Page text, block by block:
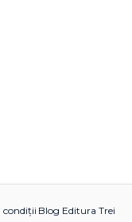
condiții Blog Editura Trei